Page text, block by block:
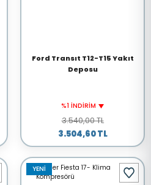
Ford Transıt T12-T15 Yakıt
Deposu
%1 İNDİRİM
3.540,00 TL
3.504,60 TL
YENİ